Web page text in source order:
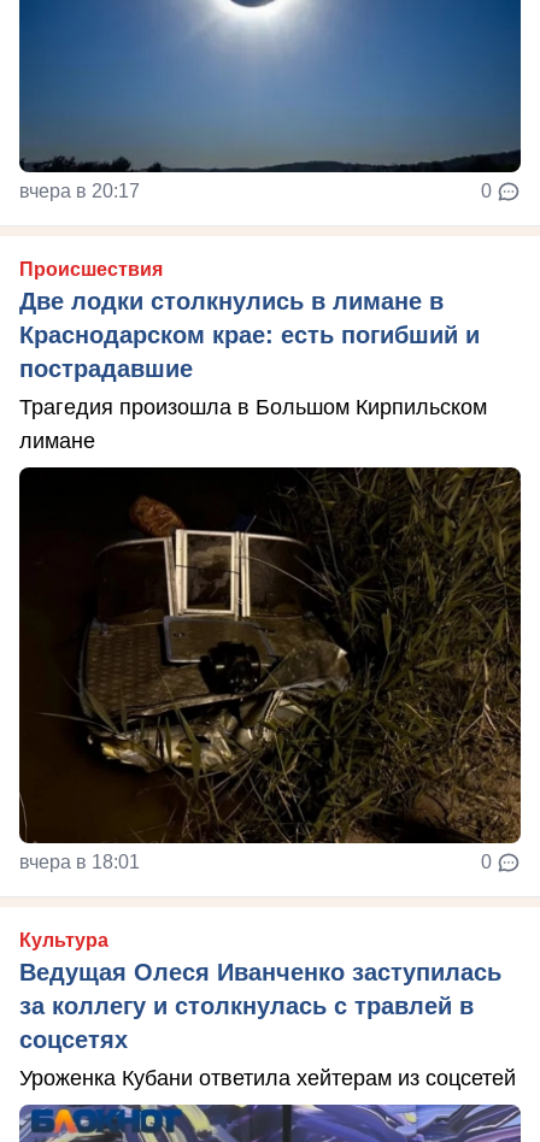
вчера в 20:17 0
Происшествия
Две лодки столкнулись в лимане в
Краснодарском крае: есть погибший и
пострадавшие
Трагедия произошла в Большом Кирпильском
лимане
вчера в 18:01 0
Культура
Ведущая Олеся Иванченко заступилась
за коллегу и столкнулась с травлей в
соцсетях
Уроженка Кубани ответила хейтерам из соцсетей